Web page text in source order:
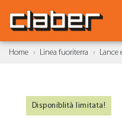
Home Linea fuoriterra Lance
Disponiblità limitata!